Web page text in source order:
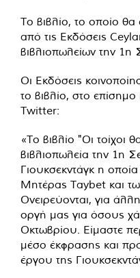
Το βιβλίο, το οποίο
από τις Εκδόσεις
βιβλιοπωλείων την 1η
Οι Εκδόσεις
το βιβλίο, στο
Twitter:
«Το βιβλίο "Οι τοίχοι
βιβλιοπωλεία την 1η
Γιουκσεκντάγκ η οποία
Μητέρας Taybet και
Ονειρεύονται, για
οργή μας για όσους
Οκτωβρίου. Είμαστε
μέσο έκφρασης και
έργου της